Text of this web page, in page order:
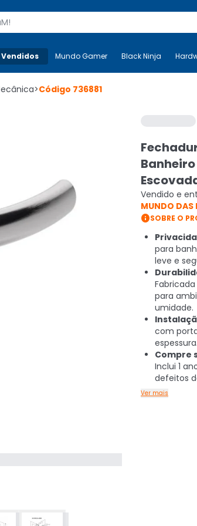
Mais-v- Mundo Gamer Black
Mundo Gamer Black Ninja
>Código 736881
Vendido e
MUNDO DAS
SOBRE O
para
leve e
para
umidade.
com
espessura.
Compre
Inclui 1
defeitos
Ver mais